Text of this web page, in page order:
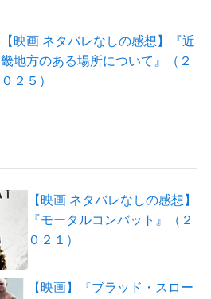
【映画 ネタバレなしの感想】『近
畿地方のある場所について』（２
０２５）
【映画 ネタバレなしの感想】
『モータルコンバット』（２
０２１）
【映画】『ブラッド・スロー